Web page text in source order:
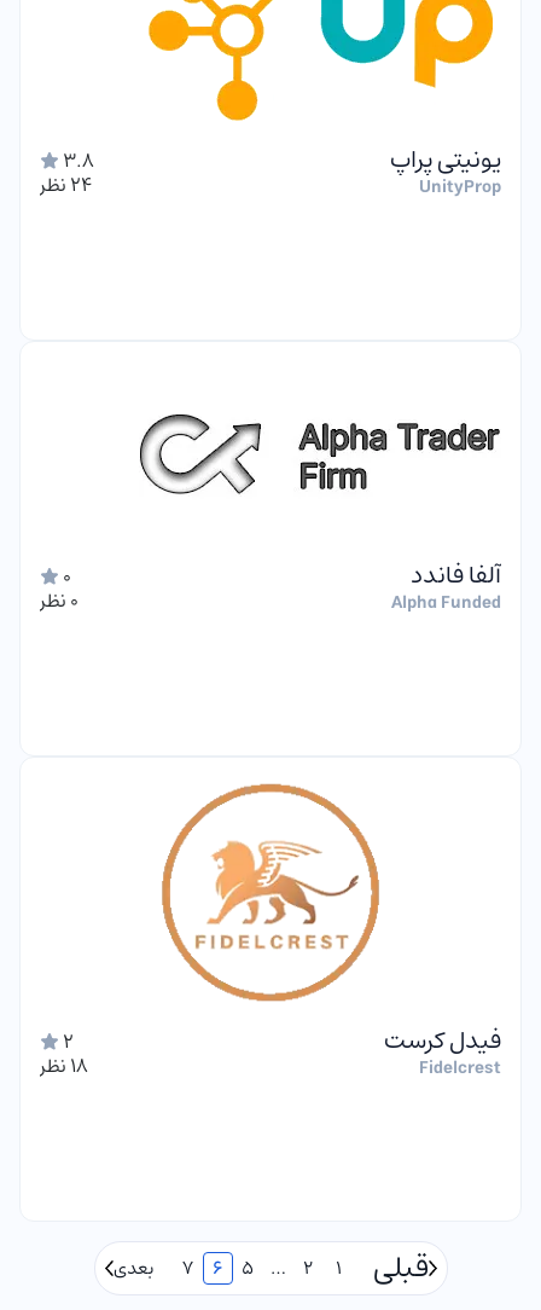
یونیتی پراپ
UnityProp
3.8
24 نظر
آلفا فاندد
Alpha Funded
0
0 نظر
فیدل کرست
Fidelcrest
2
18 نظر
قبلی 1
2
…
5
6
7 بعدی